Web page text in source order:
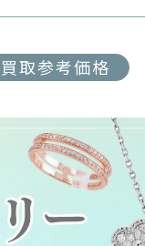
買取参考価格